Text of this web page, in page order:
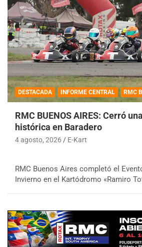
DESTACADA INFORME CENTRAL RMC
RMC BUENOS AIRES: Cerró
histórica en Baradero
4 agosto, 2026 E-Kart
RMC Buenos Aires completó el
Invierno en el Kartódromo «Ramiro